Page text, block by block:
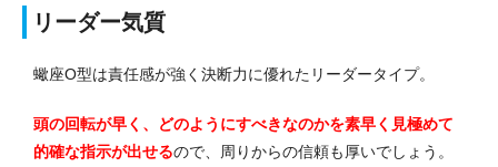
リーダー気質
蠍座O型は責任感が強く決断力に優れたリーダータイプ。
頭の回転が早く、どのようにすべきなのかを素早く見極めて
的確な指示が出せるので、周りからの信頼も厚いでしょう。